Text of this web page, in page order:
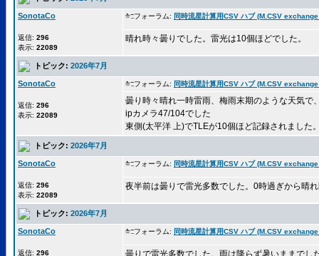
SonotaCo
返信: 296
表示: 22089
フォーラム: 同時流星計算用CSV ハブ (M.CSV
晴れ時々曇りでした。雷光は10個ほどでした。
トピック: 2026年7月
SonotaCo
返信: 296
表示: 22089
フォーラム: 同時流星計算用CSV ハブ (M.CSV
曇り時々晴れ一時雷雨、梅雨末期のような天気で
ipカメラ47/104でした
東側(太平洋 上)でTLEが10個ほど記録されました
トピック: 2026年7月
SonotaCo
返信: 296
表示: 22089
フォーラム: 同時流星計算用CSV ハブ (M.CSV
夜半前は曇りで雷光多数でした。0時過ぎから晴
トピック: 2026年7月
SonotaCo
返信: 296
フォーラム: 同時流星計算用CSV ハブ (M.CSV
曇りで雷光多数でした。雨は降らず暑いままでし